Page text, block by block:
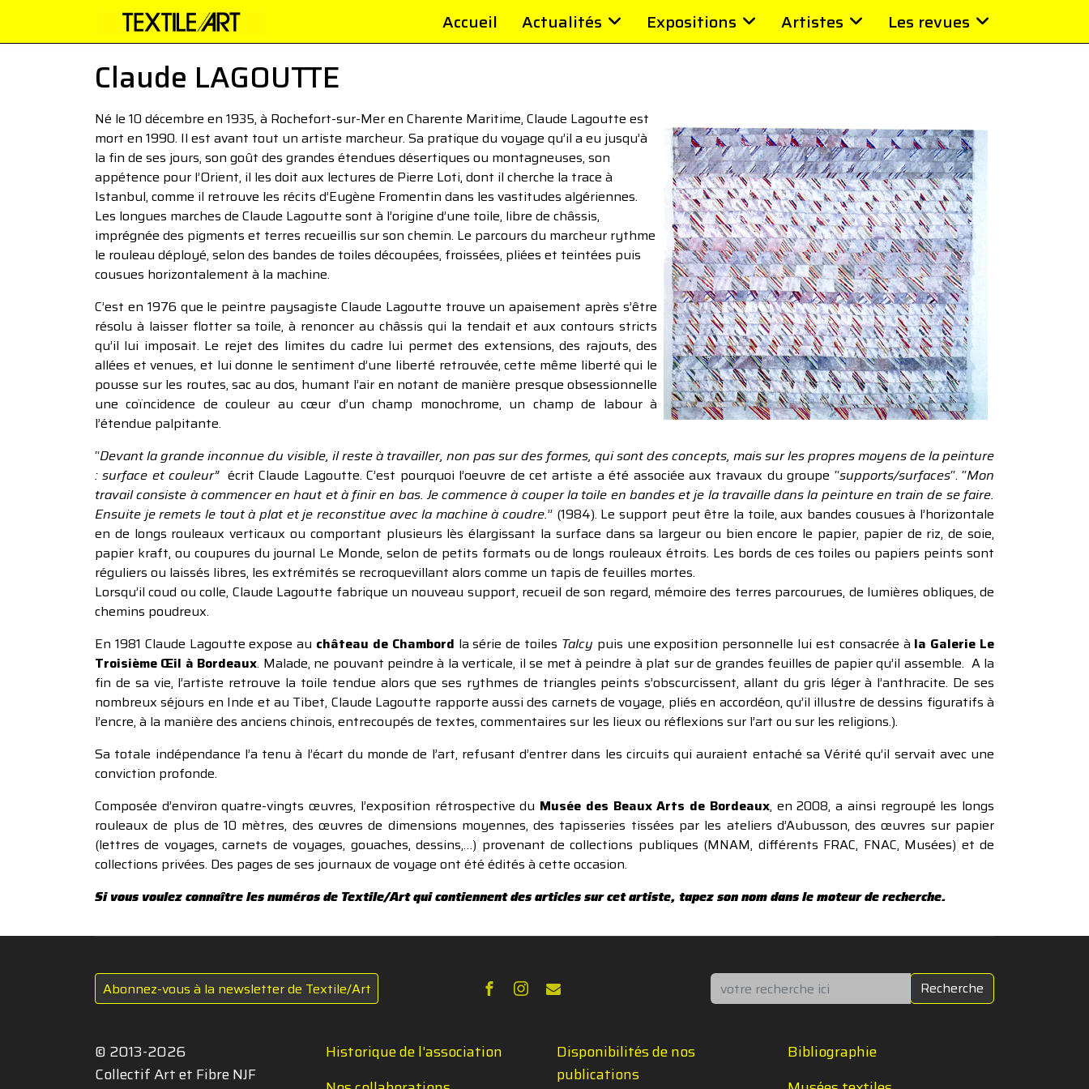
Accueil Actualités Expositions Artistes Les revues
Claude LAGOUTTE
Né le 10 décembre en 1935, à Rochefort-sur-Mer en Charente Maritime, Claude Lagoutte est
mort en 1990. Il est avant tout un artiste marcheur. Sa pratique du voyage qu’il a eu jusqu’à
la fin de ses jours, son goût des grandes étendues désertiques ou montagneuses, son
appétence pour l’Orient, il les doit aux lectures de Pierre Loti, dont il cherche la trace à
Istanbul, comme il retrouve les récits d’Eugène Fromentin dans les vastitudes algériennes.
Les longues marches de Claude Lagoutte sont à l’origine d’une toile, libre de châssis,
imprégnée des pigments et terres recueillis sur son chemin. Le parcours du marcheur rythme
le rouleau déployé, selon des bandes de toiles découpées, froissées, pliées et teintées puis
cousues horizontalement à la machine.
C’est en 1976 que le peintre paysagiste Claude Lagoutte trouve un apaisement après s’être
résolu à laisser flotter sa toile, à renoncer au châssis qui la tendait et aux contours stricts
qu’il lui imposait. Le rejet des limites du cadre lui permet des extensions, des rajouts, des
allées et venues, et lui donne le sentiment d’une liberté retrouvée, cette même liberté qui le
pousse sur les routes, sac au dos, humant l’air en notant de manière presque obsessionnelle
une coïncidence de couleur au cœur d’un champ monochrome, un champ de labour à
l’étendue palpitante.
“Devant la grande inconnue du visible, il reste à travailler, non pas sur des formes, qui sont des concepts, mais sur les propres moyens de la peinture
: surface et couleur”écrit Claude Lagoutte. C’est pourquoi l’oeuvre de cet artiste a été associée aux travaux du groupe “supports/surfaces“. “Mon
travail consiste à commencer en haut et à finir en bas. Je commence à couper la toile en bandes et je la travaille dans la peinture en train de se faire.
Ensuite je remets le tout à plat et je reconstitue avec la machine à coudre.” (1984). Le support peut être la toile, aux bandes cousues à l’horizontale
en de longs rouleaux verticaux ou comportant plusieurs lès élargissant la surface dans sa largeur ou bien encore le papier, papier de riz, de soie,
papier kraft, ou coupures du journal Le Monde, selon de petits formats ou de longs rouleaux étroits. Les bords de ces toiles ou papiers peints sont
réguliers ou laissés libres, les extrémités se recroquevillant alors comme un tapis de feuilles mortes.
Lorsqu’il coud ou colle, Claude Lagoutte fabrique un nouveau support, recueil de son regard, mémoire des terres parcourues, de lumières obliques, de
chemins poudreux.
En 1981 Claude Lagoutte expose au château de Chambord la série de toiles Talcy puis une exposition personnelle lui est consacrée à la Galerie Le
Troisième Œil à Bordeaux. Malade, ne pouvant peindre à la verticale, il se met à peindre à plat sur de grandes feuilles de papier qu’il assemble. A la
fin de sa vie, l’artiste retrouve la toile tendue alors que ses rythmes de triangles peints s’obscurcissent, allant du gris léger à l’anthracite. De ses
nombreux séjours en Inde et au Tibet, Claude Lagoutte rapporte aussi des carnets de voyage, pliés en accordéon, qu’il illustre de dessins figuratifs à
l’encre, à la manière des anciens chinois, entrecoupés de textes, commentaires sur les lieux ou réflexions sur l’art ou sur les religions.).
Sa totale indépendance l’a tenu à l’écart du monde de l’art, refusant d’entrer dans les circuits qui auraient entaché sa Vérité qu’il servait avec une
conviction profonde.
Composée d’environ quatre-vingts œuvres, l’exposition rétrospective du Musée des Beaux Arts de Bordeaux, en 2008, a ainsi regroupé les longs
rouleaux de plus de 10 mètres, des œuvres de dimensions moyennes, des tapisseries tissées par les ateliers d’Aubusson, des œuvres sur papier
(lettres de voyages, carnets de voyages, gouaches, dessins,…) provenant de collections publiques (MNAM, différents FRAC, FNAC, Musées) et de
collections privées. Des pages de ses journaux de voyage ont été édités à cette occasion.
Si vous voulez connaître les numéros de Textile/Art qui contiennent des articles sur cet artiste, tapez son nom dans le moteur de recherche.
Abonnez-vous à la newsletter de Textile/Art Rechercher Recherche
© 2013-2026
Collectif Art et Fibre NJF
Historique de l'association
Disponibilités de nos
publications
Bibliographie